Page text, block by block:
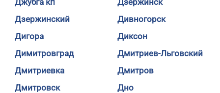
Джубга кп
Дзержинск
Дзержинский
Дивногорск
Дигора
Диксон
Димитровград
Дмитриев-Льговский
Дмитриевка
Дмитров
Дмитровск
Дно